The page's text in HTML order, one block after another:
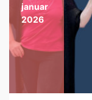
januar
2026